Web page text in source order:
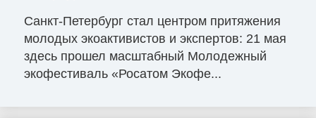
Санкт-Петербург стал центром притяжения
молодых экоактивистов и экспертов: 21 мая
здесь прошел масштабный Молодежный
экофестиваль «Росатом Экофе...